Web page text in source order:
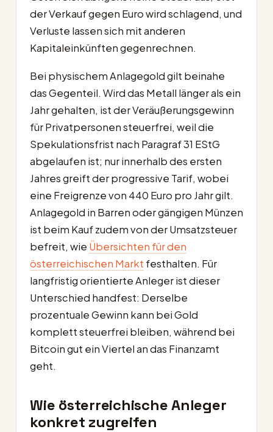
der Verkauf gegen Euro wird schlagend, und
Verluste lassen sich mit anderen
Kapitaleinkünften gegenrechnen.
Bei physischem Anlagegold gilt beinahe
das Gegenteil. Wird das Metall länger als ein
Jahr gehalten, ist der Veräußerungsgewinn
für Privatpersonen steuerfrei, weil die
Spekulationsfrist nach Paragraf 31 EStG
abgelaufen ist; nur innerhalb des ersten
Jahres greift der progressive Tarif, wobei
eine Freigrenze von 440 Euro pro Jahr gilt.
Anlagegold in Barren oder gängigen Münzen
ist beim Kauf zudem von der Umsatzsteuer
befreit, wie Übersichten für den
österreichischen Markt festhalten. Für
langfristig orientierte Anleger ist dieser
Unterschied handfest: Derselbe
prozentuale Gewinn kann bei Gold
komplett steuerfrei bleiben, während bei
Bitcoin gut ein Viertel an das Finanzamt
geht.
Wie österreichische Anleger
konkret zugreifen